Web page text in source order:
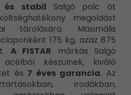
és stabil
Salgó polc öt
megoldást
Maximális
175 kg, azaz 875
A FISTAR márkás Salgó
készülnek, kiváló
és 7 éves garancia. Az
irodákban,